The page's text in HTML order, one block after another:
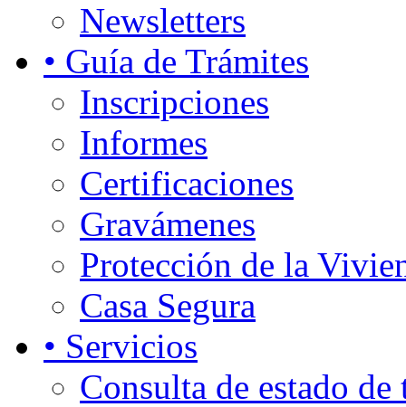
Newsletters
• Guía de Trámites
Inscripciones
Informes
Certificaciones
Gravámenes
Protección de la
Casa Segura
• Servicios
Consulta de estado de